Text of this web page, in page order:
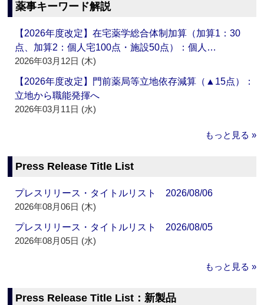
薬事キーワード解説
【2026年度改定】在宅薬学総合体制加算（加算1：30
点、加算2：個人宅100点・施設50点）：個人…
2026年03月12日 (木)
【2026年度改定】門前薬局等立地依存減算（▲15点）：
立地から職能発揮へ
2026年03月11日 (水)
もっと見る »
Press Release Title List
プレスリリース・タイトルリスト 2026/08/06
2026年08月06日 (木)
プレスリリース・タイトルリスト 2026/08/05
2026年08月05日 (水)
もっと見る »
Press Release Title List：新製品